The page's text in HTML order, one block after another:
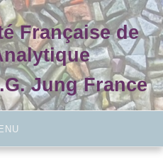
Française de
Jung France